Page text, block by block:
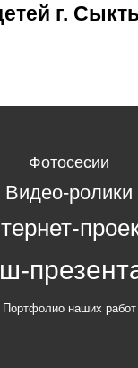
г.
Фотосесии
Видео-ролики
Портфолио наших работ